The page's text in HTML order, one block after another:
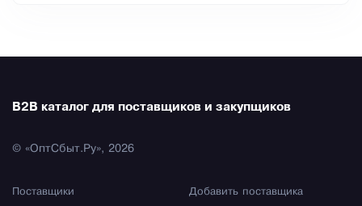
B2B каталог для поставщиков и закупщиков
© «ОптСбыт.Ру», 2026
Поставщики Добавить поставщика